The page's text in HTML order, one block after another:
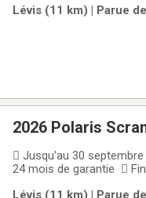
robustesse et du
Lévis (11 km) | Parue
2026 Polaris
 Jusqu'au 30
24 mois de garantie 
Lévis (11 km) | Parue